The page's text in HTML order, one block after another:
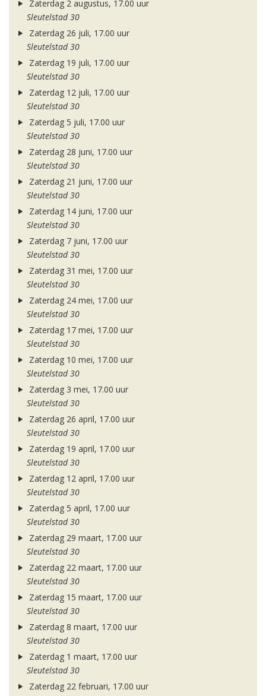
Zaterdag 2 augustus, 17.00 uur
Sleutelstad 30
Zaterdag 26 juli, 17.00 uur
Sleutelstad 30
Zaterdag 19 juli, 17.00 uur
Sleutelstad 30
Zaterdag 12 juli, 17.00 uur
Sleutelstad 30
Zaterdag 5 juli, 17.00 uur
Sleutelstad 30
Zaterdag 28 juni, 17.00 uur
Sleutelstad 30
Zaterdag 21 juni, 17.00 uur
Sleutelstad 30
Zaterdag 14 juni, 17.00 uur
Sleutelstad 30
Zaterdag 7 juni, 17.00 uur
Sleutelstad 30
Zaterdag 31 mei, 17.00 uur
Sleutelstad 30
Zaterdag 24 mei, 17.00 uur
Sleutelstad 30
Zaterdag 17 mei, 17.00 uur
Sleutelstad 30
Zaterdag 10 mei, 17.00 uur
Sleutelstad 30
Zaterdag 3 mei, 17.00 uur
Sleutelstad 30
Zaterdag 26 april, 17.00 uur
Sleutelstad 30
Zaterdag 19 april, 17.00 uur
Sleutelstad 30
Zaterdag 12 april, 17.00 uur
Sleutelstad 30
Zaterdag 5 april, 17.00 uur
Sleutelstad 30
Zaterdag 29 maart, 17.00 uur
Sleutelstad 30
Zaterdag 22 maart, 17.00 uur
Sleutelstad 30
Zaterdag 15 maart, 17.00 uur
Sleutelstad 30
Zaterdag 8 maart, 17.00 uur
Sleutelstad 30
Zaterdag 1 maart, 17.00 uur
Sleutelstad 30
Zaterdag 22 februari, 17.00 uur